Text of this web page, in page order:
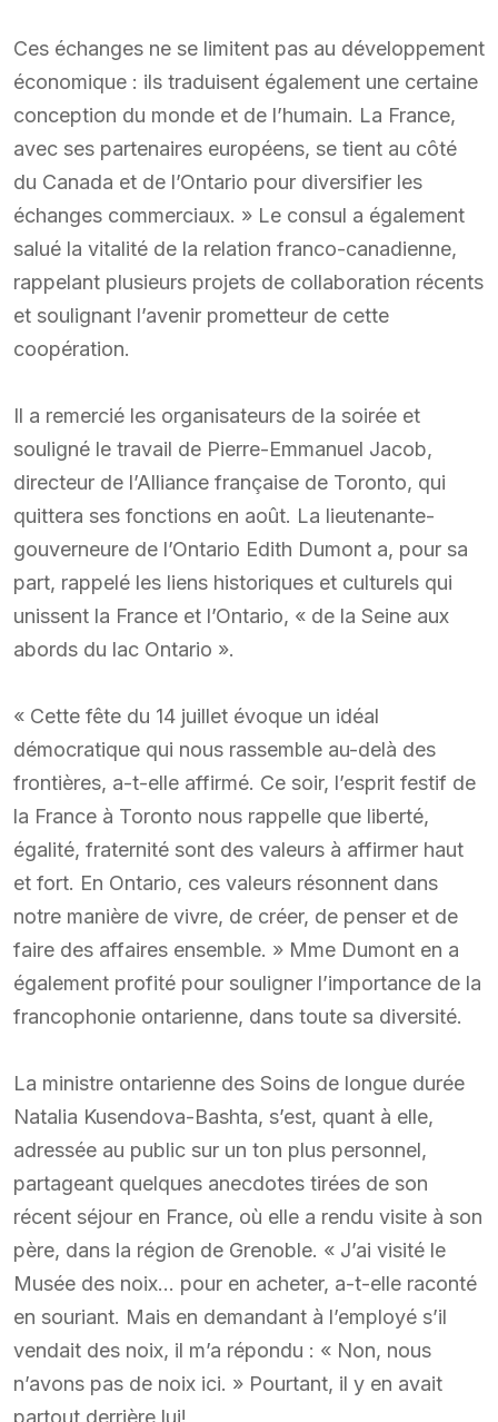
Ces échanges ne se limitent pas au développement
économique : ils traduisent également une certaine
conception du monde et de l’humain. La France,
avec ses partenaires européens, se tient au côté
du Canada et de l’Ontario pour diversifier les
échanges commerciaux. » Le consul a également
salué la vitalité de la relation franco-canadienne,
rappelant plusieurs projets de collaboration récents
et soulignant l’avenir prometteur de cette
coopération.
Il a remercié les organisateurs de la soirée et
souligné le travail de Pierre-Emmanuel Jacob,
directeur de l’Alliance française de Toronto, qui
quittera ses fonctions en août. La lieutenante-
gouverneure de l’Ontario Edith Dumont a, pour sa
part, rappelé les liens historiques et culturels qui
unissent la France et l’Ontario, « de la Seine aux
abords du lac Ontario ».
« Cette fête du 14 juillet évoque un idéal
démocratique qui nous rassemble au-delà des
frontières, a-t-elle affirmé. Ce soir, l’esprit festif de
la France à Toronto nous rappelle que liberté,
égalité, fraternité sont des valeurs à affirmer haut
et fort. En Ontario, ces valeurs résonnent dans
notre manière de vivre, de créer, de penser et de
faire des affaires ensemble. » Mme Dumont en a
également profité pour souligner l’importance de la
francophonie ontarienne, dans toute sa diversité.
La ministre ontarienne des Soins de longue durée
Natalia Kusendova-Bashta, s’est, quant à elle,
adressée au public sur un ton plus personnel,
partageant quelques anecdotes tirées de son
récent séjour en France, où elle a rendu visite à son
père, dans la région de Grenoble. « J’ai visité le
Musée des noix… pour en acheter, a-t-elle raconté
en souriant. Mais en demandant à l’employé s’il
vendait des noix, il m’a répondu : « Non, nous
n’avons pas de noix ici. » Pourtant, il y en avait
partout derrière lui!